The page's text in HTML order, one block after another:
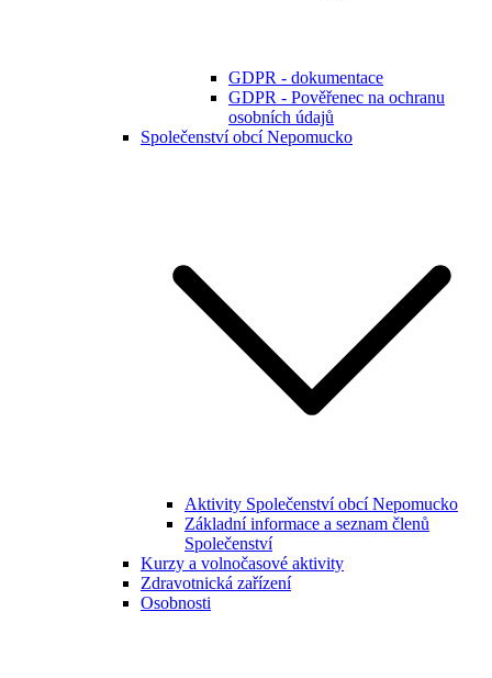
GDPR - dokumentace
GDPR - Pověřenec na ochranu
osobních údajů
Společenství obcí Nepomucko
Aktivity Společenství obcí Nepomucko
Základní informace a seznam členů
Společenství
Kurzy a volnočasové aktivity
Zdravotnická zařízení
Osobnosti